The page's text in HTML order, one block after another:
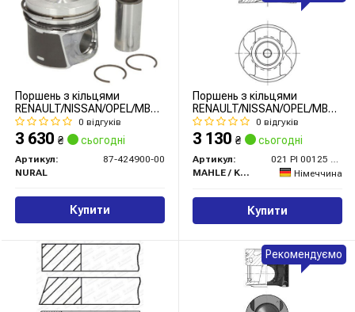
Поршень з кільцями
RENAULT/NISSAN/OPEL/MB
80,00 R9M 1,6TDI 11- (вир-
во NURAL)
0 відгуків
3 630 ₴ сьогодні
Артикул:
87-424900-00
NURAL
Купити
Поршень з кільцями
RENAULT/NISSAN/OPEL/MB
80,00 R9M 1,6TDI 11- (вир-
во MAHLE)
0 відгуків
3 130 ₴ сьогодні
Артикул:
021 PI 00125 000
MAHLE / KNECHT
Німеччина
Купити
Рекомендуємо